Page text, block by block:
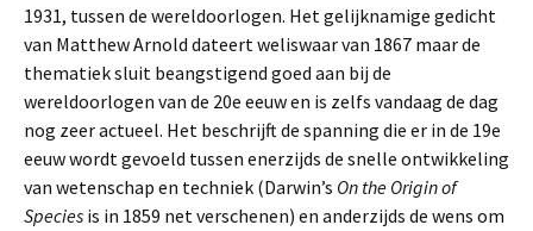
1931, tussen de wereldoorlogen. Het gelijknamige gedicht
van Matthew Arnold dateert weliswaar van 1867 maar de
thematiek sluit beangstigend goed aan bij de
wereldoorlogen van de 20e eeuw en is zelfs vandaag de dag
nog zeer actueel. Het beschrijft de spanning die er in de 19e
eeuw wordt gevoeld tussen enerzijds de snelle ontwikkeling
van wetenschap en techniek (Darwin’s On the Origin of
Species is in 1859 net verschenen) en anderzijds de wens om